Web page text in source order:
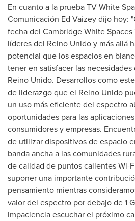
En cuanto a la prueba TV White
Comunicación Ed Vaizey dijo hoy:
fecha del Cambridge White
líderes del Reino Unido y más allá
potencial que los espacios en
tener en satisfacer las
Reino Unido. Desarrollos como
de liderazgo que el Reino Unido
un uso más eficiente del espectro
oportunidades para las
consumidores y empresas.
de utilizar dispositivos de espacio
banda ancha a las comunidades
de calidad de puntos calientes Wi-
suponer una importante
pensamiento mientras
valor del espectro por debajo de 1
impaciencia escuchar el próximo